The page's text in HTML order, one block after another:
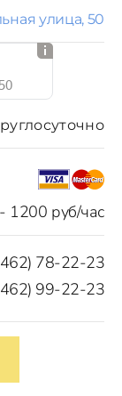
1200 руб/час
78-22-23
99-22-23
улица, 50